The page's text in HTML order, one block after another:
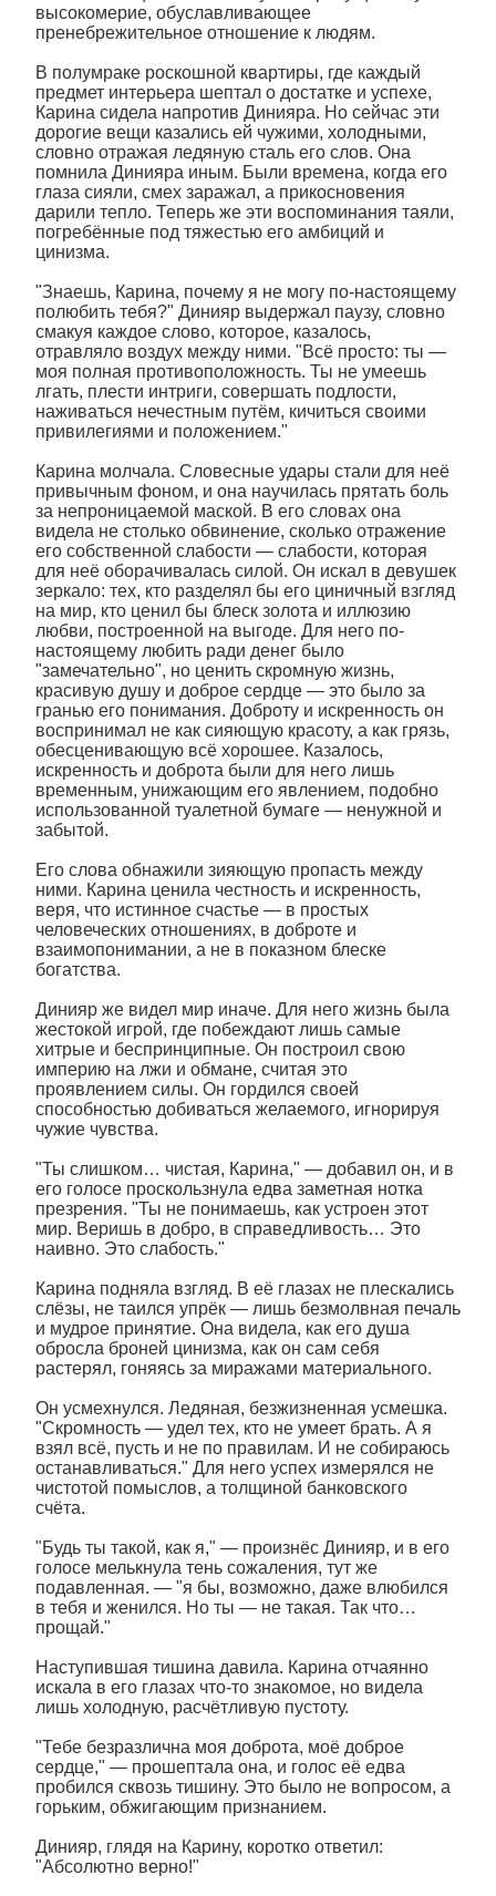
высокомерие, обуславливающее
пренебрежительное отношение к людям.
В полумраке роскошной квартиры, где каждый
предмет интерьера шептал о достатке и успехе,
Карина сидела напротив Динияра. Но сейчас эти
дорогие вещи казались ей чужими, холодными,
словно отражая ледяную сталь его слов. Она
помнила Динияра иным. Были времена, когда его
глаза сияли, смех заражал, а прикосновения
дарили тепло. Теперь же эти воспоминания таяли,
погребённые под тяжестью его амбиций и
цинизма.
"Знаешь, Карина, почему я не могу по-настоящему
полюбить тебя?" Динияр выдержал паузу, словно
смакуя каждое слово, которое, казалось,
отравляло воздух между ними. "Всё просто: ты —
моя полная противоположность. Ты не умеешь
лгать, плести интриги, совершать подлости,
наживаться нечестным путём, кичиться своими
привилегиями и положением."
Карина молчала. Словесные удары стали для неё
привычным фоном, и она научилась прятать боль
за непроницаемой маской. В его словах она
видела не столько обвинение, сколько отражение
его собственной слабости — слабости, которая
для неё оборачивалась силой. Он искал в девушек
зеркало: тех, кто разделял бы его циничный взгляд
на мир, кто ценил бы блеск золота и иллюзию
любви, построенной на выгоде. Для него по-
настоящему любить ради денег было
"замечательно", но ценить скромную жизнь,
красивую душу и доброе сердце — это было за
гранью его понимания. Доброту и искренность он
воспринимал не как сияющую красоту, а как грязь,
обесценивающую всё хорошее. Казалось,
искренность и доброта были для него лишь
временным, унижающим его явлением, подобно
использованной туалетной бумаге — ненужной и
забытой.
Его слова обнажили зияющую пропасть между
ними. Карина ценила честность и искренность,
веря, что истинное счастье — в простых
человеческих отношениях, в доброте и
взаимопонимании, а не в показном блеске
богатства.
Динияр же видел мир иначе. Для него жизнь была
жестокой игрой, где побеждают лишь самые
хитрые и беспринципные. Он построил свою
империю на лжи и обмане, считая это
проявлением силы. Он гордился своей
способностью добиваться желаемого, игнорируя
чужие чувства.
"Ты слишком… чистая, Карина," — добавил он, и в
его голосе проскользнула едва заметная нотка
презрения. "Ты не понимаешь, как устроен этот
мир. Веришь в добро, в справедливость… Это
наивно. Это слабость."
Карина подняла взгляд. В её глазах не плескались
слёзы, не таился упрёк — лишь безмолвная печаль
и мудрое принятие. Она видела, как его душа
обросла броней цинизма, как он сам себя
растерял, гоняясь за миражами материального.
Он усмехнулся. Ледяная, безжизненная усмешка.
"Скромность — удел тех, кто не умеет брать. А я
взял всё, пусть и не по правилам. И не собираюсь
останавливаться." Для него успех измерялся не
чистотой помыслов, а толщиной банковского
счёта.
"Будь ты такой, как я," — произнёс Динияр, и в его
голосе мелькнула тень сожаления, тут же
подавленная. — "я бы, возможно, даже влюбился
в тебя и женился. Но ты — не такая. Так что…
прощай."
Наступившая тишина давила. Карина отчаянно
искала в его глазах что-то знакомое, но видела
лишь холодную, расчётливую пустоту.
"Тебе безразлична моя доброта, моё доброе
сердце," — прошептала она, и голос её едва
пробился сквозь тишину. Это было не вопросом, а
горьким, обжигающим признанием.
Динияр, глядя на Карину, коротко ответил:
"Абсолютно верно!"